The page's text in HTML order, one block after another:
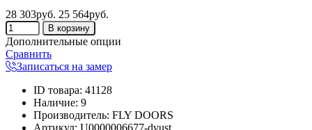
28 303руб. 25 564руб.
Дополнительные опции
Сравнить
Записаться на замер
ID товара: 41128
Наличие: 9
Производитель: FLY DOORS
Артикул: U0000006677-dvust